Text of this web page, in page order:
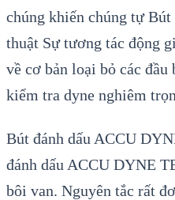
chúng khiến chúng tự
thuật Sự tương tác động
về cơ bản loại bỏ các
kiểm tra dyne nghiêm
Bút đánh dấu ACCU
đánh dấu ACCU DYNE
bôi van. Nguyên tắc rất